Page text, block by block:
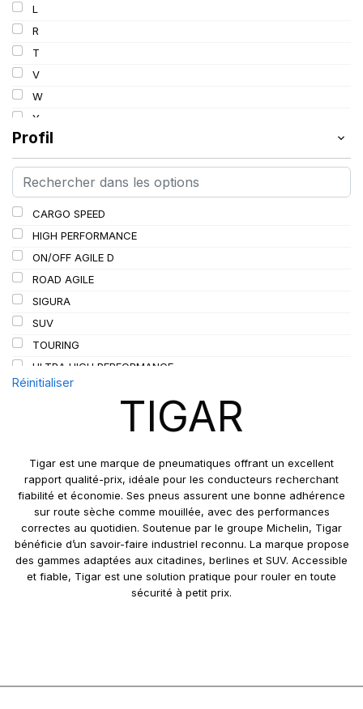
L
R
T
V
W
Y
Profil
CARGO SPEED
HIGH PERFORMANCE
ON/OFF AGILE D
ROAD AGILE
SIGURA
SUV
TOURING
ULTRA HIGH PERFORMANCE
Réinitialiser
TIGAR
Tigar est une marque de pneumatiques offrant un excellent
rapport qualité-prix, idéale pour les conducteurs recherchant
fiabilité et économie. Ses pneus assurent une bonne adhérence
sur route sèche comme mouillée, avec des performances
correctes au quotidien. Soutenue par le groupe Michelin, Tigar
bénéficie d’un savoir-faire industriel reconnu. La marque propose
des gammes adaptées aux citadines, berlines et SUV. Accessible
et fiable, Tigar est une solution pratique pour rouler en toute
sécurité à petit prix.